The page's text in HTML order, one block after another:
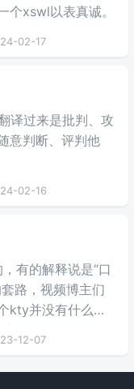
个xswl以表真诚。
02-17
译过来是批判、攻
意判断、评判他
02-16
有的解释说是“口
路，视频博主们
kty并没有什么特
打出来基本一样。
12-07